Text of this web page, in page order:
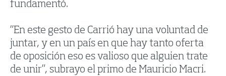
fundamentó.
“En este gesto de Carrió hay una voluntad de
juntar, y en un país en que hay tanto oferta
de oposición eso es valioso que alguien trate
de unir”, subrayo el primo de Mauricio Macri.